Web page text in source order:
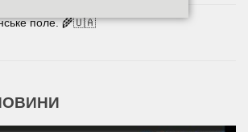
поле. 🌾🇺🇦